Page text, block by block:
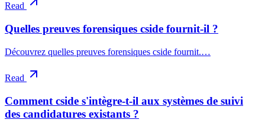
Read
Quelles preuves forensiques cside fournit-il ?
Découvrez quelles preuves forensiques cside fournit.…
Read
Comment cside s'intègre-t-il aux systèmes de suivi
des candidatures existants ?